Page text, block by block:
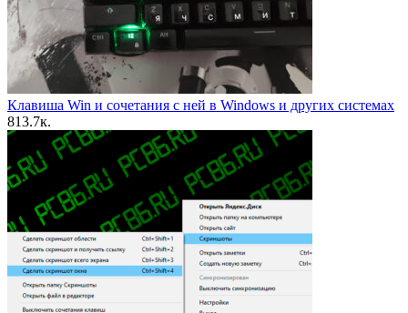
Клавиша Win и сочетания с ней в Windows и других системах
813.7к.